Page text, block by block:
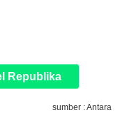
Republika
sumber : Antara